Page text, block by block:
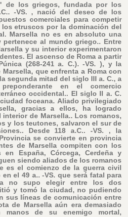
de los griegos, fundada por los
-VS. , nació del deseo de los
comerciales para competir
etruscos por la dominación del
Marsella no es en absoluto una
al mundo griego.. Entre
y su interior experimentaron
El ascenso de Roma a partir
(268-241 a. C.). -VS. ), y la
que enfrenta a Roma con
segunda mitad del siglo III a. C., a
en el comercio
occidental.. El siglo II a. C.
foceana. Aliado privilegiado
gracias a ellos, ha logrado
de Marsella.. Los romanos,
y los teutones, salvaron el sur de
Desde 118 a.C.. -VS. , la
se convierte en provincia
de Marsella compiten con los
en España, Córcega, Cerdeña y
siendo aliados de los romanos
es el comienzo de la guerra civil
el 49 a.. -VS. que será fatal para
no supo elegir entre los dos
y tomó la ciudad, no pudiendo
sus líneas de comunicación entre
de Marsella aún era demasiado
manos de su enemigo mortal,